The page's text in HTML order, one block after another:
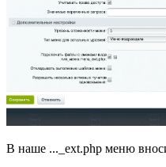
В наше ..._ext.php меню